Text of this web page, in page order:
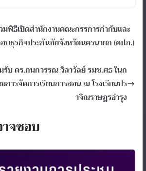
มพิธีเปิดสำนักงานคณะกรรการกำกับและ
บธุรกิจประกันภัยจังหวัดนครนายก (คปภ.)
บ ดร.กนกวรรณ วิลาวัลย์ รมช.ศธ ในก
การจัดการเรียนการสอน ณ โรงเรียนปร
าจิณราษฎรอำรุง
จชอบ